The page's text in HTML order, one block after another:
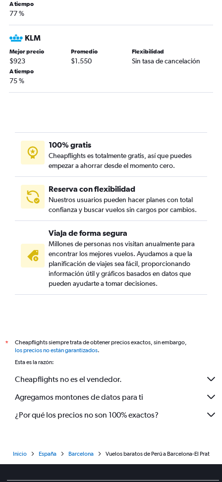
A tiempo
77 %
KLM
Mejor precio
$923
Promedio
$1.550
Flexibilidad
Sin tasa de cancelación
A tiempo
75 %
100% gratis
Cheapflights es totalmente gratis, así que puedes
empezar a ahorrar desde el momento cero.
Reserva con flexibilidad
Nuestros usuarios pueden hacer planes con total
confianza y buscar vuelos sin cargos por cambios.
Viaja de forma segura
Millones de personas nos visitan anualmente para
encontrar los mejores vuelos. Ayudamos a que la
planificación de viajes sea fácil, proporcionando
información útil y gráficos basados en datos que
pueden ayudarte a tomar decisiones.
*
Cheapflights siempre trata de obtener precios exactos, sin embargo,
los precios no están garantizados.
Esta es la razón:
Cheapflights no es el vendedor.
Agregamos montones de datos para ti
¿Por qué los precios no son 100% exactos?
Inicio España Barcelona Vuelos baratos de Perú a Barcelona-El Prat